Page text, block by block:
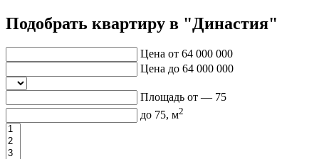
Подобрать квартиру в "Династия"
Цена от 64 000 000
Цена до 64 000 000
Площадь от — 75
до 75, м2